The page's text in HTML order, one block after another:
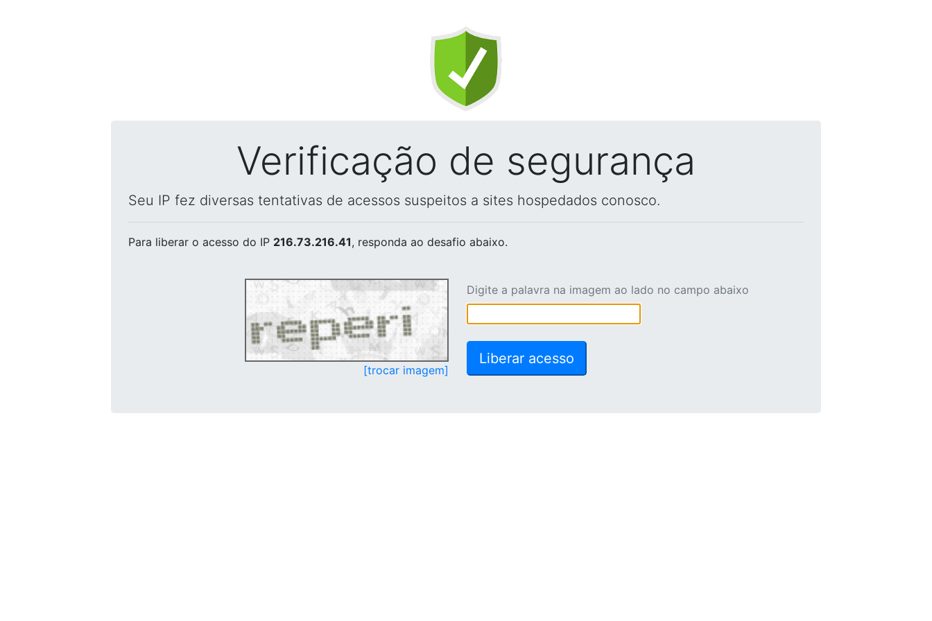
Verificação de segurança
Seu IP fez diversas tentativas de acessos suspeitos a sites hospedados conosco.
Para liberar o acesso do IP 216.73.216.41, responda ao desafio abaixo.
[trocar imagem]
Digite a palavra na imagem ao lado no campo abaixo